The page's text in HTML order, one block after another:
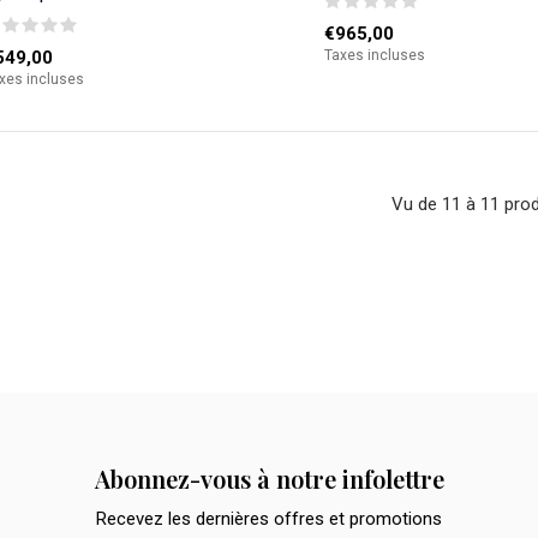
incluses
€965,00
Taxes incluses
Vu de 11 à 11
Abonnez-vous à notre infolettre
Recevez les dernières offres et promotions